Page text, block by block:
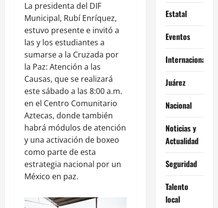
La presidenta del DIF
Municipal, Rubí Enríquez,
estuvo presente e invitó a
las y los estudiantes a
sumarse a la Cruzada por
la Paz: Atención a las
Causas, que se realizará
este sábado a las 8:00 a.m.
en el Centro Comunitario
Aztecas, donde también
habrá módulos de atención
y una activación de boxeo
como parte de esta
estrategia nacional por un
México en paz.
Estatal
Eventos
Internacional
Juárez
Nacional
Noticias y
Actualidad
Seguridad
Talento
local